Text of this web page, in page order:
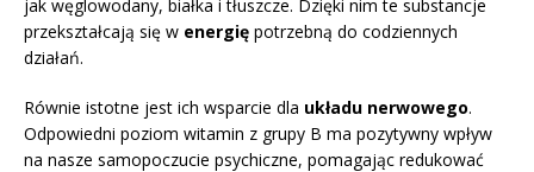
jak węglowodany, białka i tłuszcze. Dzięki nim te substancje
przekształcają się w energię potrzebną do codziennych
działań.
Równie istotne jest ich wsparcie dla układu nerwowego.
Odpowiedni poziom witamin z grupy B ma pozytywny wpływ
na nasze samopoczucie psychiczne, pomagając redukować